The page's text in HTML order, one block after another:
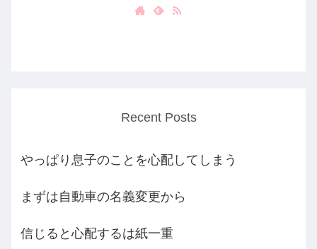
Recent Posts
やっぱり息子のことを心配してしまう
まずは自動車の名義変更から
信じると心配するは紙一重